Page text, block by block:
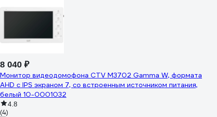
8 040 ₽
Монитор видеодомофона CTV M3702 Gamma W, формата
AHD с IPS экраном 7, со встроенным источником питания,
белый 10-0001032
4.8
(4)